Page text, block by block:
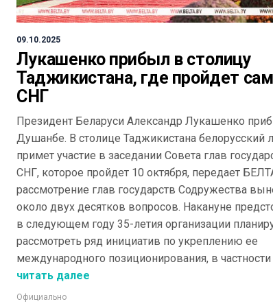
09.10.2025
Лукашенко прибыл в столицу
Таджикистана, где пройдет
СНГ
Президент Беларуси Александр Лукашенко
Душанбе. В столице Таджикистана белорусский
примет участие в заседании Совета глав
СНГ, которое пройдет 10 октября, передает
рассмотрение глав государств Содружества
около двух десятков вопросов. Накануне
в следующем году 35-летия организации
рассмотреть ряд инициатив по укреплению ее
международного позиционирования, в частности
читать далее
Официально